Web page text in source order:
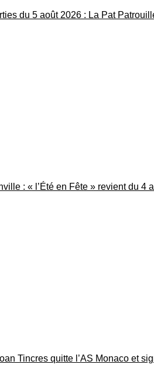
du 5 août 2026 : La Pat
: « l’Été en Fête » revient du 4
Tincres quitte l’AS Monaco et